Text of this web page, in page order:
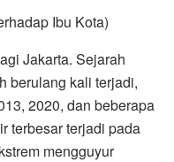
Ibu Kota)
Jakarta. Sejarah
berulang kali terjadi,
2020, dan beberapa
terbesar terjadi pada
mengguyur